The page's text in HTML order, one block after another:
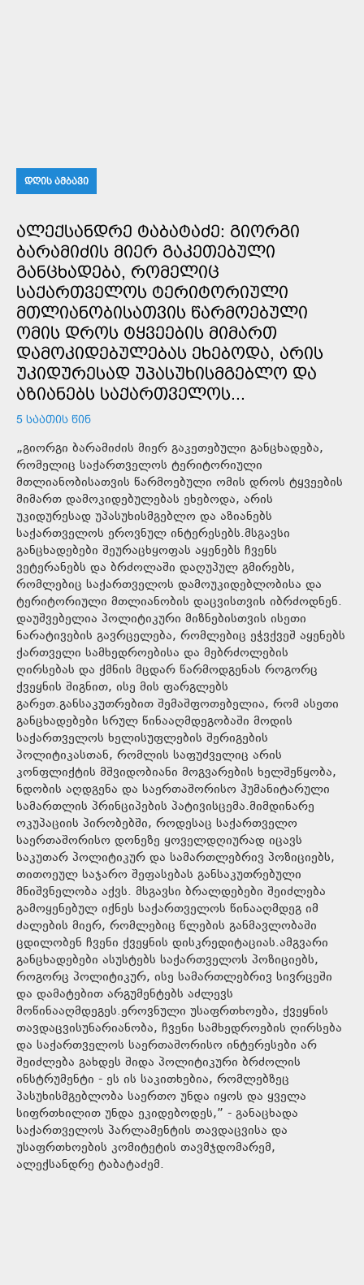
ᲓᲦᲘᲡ ᲐᲛᲑᲐᲕᲘ
ᲐᲚᲔᲥᲡᲐᲜᲓᲠᲔ ᲢᲐᲑᲐᲢᲐᲫᲔ: ᲒᲘᲝᲠᲒᲘ
ᲑᲐᲠᲐᲛᲘᲫᲘᲡ ᲛᲘᲔᲠ ᲒᲐᲙᲔᲗᲔᲑᲣᲚᲘ
ᲒᲐᲜᲪᲮᲐᲓᲔᲑᲐ, ᲠᲝᲛᲔᲚᲘᲪ
ᲡᲐᲥᲐᲠᲗᲕᲔᲚᲝᲡ ᲢᲔᲠᲘᲢᲝᲠᲘᲣᲚᲘ
ᲛᲗᲚᲘᲐᲜᲝᲑᲘᲡᲐᲗᲕᲘᲡ ᲬᲐᲠᲛᲝᲔᲑᲣᲚᲘ
ᲝᲛᲘᲡ ᲓᲠᲝᲡ ᲢᲧᲕᲔᲔᲑᲘᲡ ᲛᲘᲛᲐᲠᲗ
ᲓᲐᲛᲝᲙᲘᲓᲔᲑᲣᲚᲔᲑᲐᲡ ᲔᲮᲔᲑᲝᲓᲐ, ᲐᲠᲘᲡ
ᲣᲙᲘᲓᲣᲠᲔᲡᲐᲓ ᲣᲞᲐᲡᲣᲮᲘᲡᲛᲒᲔᲑᲚᲝ ᲓᲐ
ᲐᲖᲘᲐᲜᲔᲑᲡ ᲡᲐᲥᲐᲠᲗᲕᲔᲚᲝᲡ...
5 ᲡᲐᲐᲗᲘᲡ ᲬᲘᲜ
„გიორგი ბარამიძის მიერ გაკეთებული განცხადება,
რომელიც საქართველოს ტერიტორიული
მთლიანობისათვის წარმოებული ომის დროს ტყვეების
მიმართ დამოკიდებულებას ეხებოდა, არის
უკიდურესად უპასუხისმგებლო და აზიანებს
საქართველოს ეროვნულ ინტერესებს.მსგავსი
განცხადებები შეურაცხყოფას აყენებს ჩვენს
ვეტერანებს და ბრძოლაში დაღუპულ გმირებს,
რომლებიც საქართველოს დამოუკიდებლობისა და
ტერიტორიული მთლიანობის დაცვისთვის იბრძოდნენ.
დაუშვებელია პოლიტიკური მიზნებისთვის ისეთი
ნარატივების გავრცელება, რომლებიც ეჭვქვეშ აყენებს
ქართველი სამხედროებისა და მებრძოლების
ღირსებას და ქმნის მცდარ წარმოდგენას როგორც
ქვეყნის შიგნით, ისე მის ფარგლებს
გარეთ.განსაკუთრებით შემაშფოთებელია, რომ ასეთი
განცხადებები სრულ წინააღმდეგობაში მოდის
საქართველოს ხელისუფლების შერიგების
პოლიტიკასთან, რომლის საფუძველიც არის
კონფლიქტის მშვიდობიანი მოგვარების ხელშეწყობა,
ნდობის აღდგენა და საერთაშორისო ჰუმანიტარული
სამართლის პრინციპების პატივისცემა.მიმდინარე
ოკუპაციის პირობებში, როდესაც საქართველო
საერთაშორისო დონეზე ყოველდღიურად იცავს
საკუთარ პოლიტიკურ და სამართლებრივ პოზიციებს,
თითოეულ საჯარო შეფასებას განსაკუთრებული
მნიშვნელობა აქვს. მსგავსი ბრალდებები შეიძლება
გამოყენებულ იქნეს საქართველოს წინააღმდეგ იმ
ძალების მიერ, რომლებიც წლების განმავლობაში
ცდილობენ ჩვენი ქვეყნის დისკრედიტაციას.ამგვარი
განცხადებები ასუსტებს საქართველოს პოზიციებს,
როგორც პოლიტიკურ, ისე სამართლებრივ სივრცეში
და დამატებით არგუმენტებს აძლევს
მოწინააღმდეგეს.ეროვნული უსაფრთხოება, ქვეყნის
თავდაცვისუნარიანობა, ჩვენი სამხედროების ღირსება
და საქართველოს საერთაშორისო ინტერესები არ
შეიძლება გახდეს შიდა პოლიტიკური ბრძოლის
ინსტრუმენტი - ეს ის საკითხებია, რომლებზეც
პასუხისმგებლობა საერთო უნდა იყოს და ყველა
სიფრთხილით უნდა ეკიდებოდეს,” - განაცხადა
საქართველოს პარლამენტის თავდაცვისა და
უსაფრთხოების კომიტეტის თავმჯდომარემ,
ალექსანდრე ტაბატაძემ.